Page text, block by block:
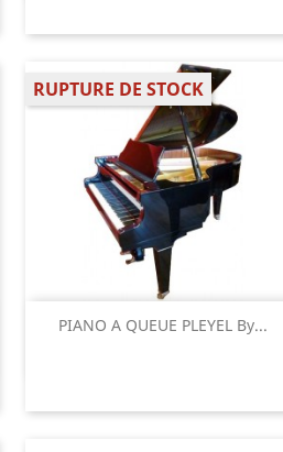
PIANO A QUEUE PLEYEL By...
RUPTURE DE STOCK
Aperçu rapide